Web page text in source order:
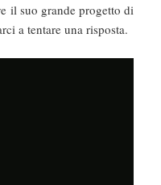
il suo grande progetto di
a tentare una risposta.